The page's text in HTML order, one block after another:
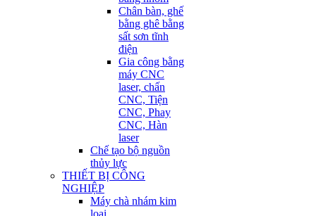
Chân bàn, ghế
bằng ghê bằng
sất sơn tĩnh
điện
Gia công bằng
máy CNC
laser, chấn
CNC, Tiện
CNC, Phay
CNC, Hàn
laser
Chế tạo bộ nguồn
thủy lực
THIẾT BỊ CÔNG
NGHIỆP
Máy chà nhám kim
loại